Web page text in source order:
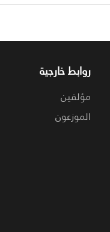
روابط خارجية
مؤلفين
الموزعون